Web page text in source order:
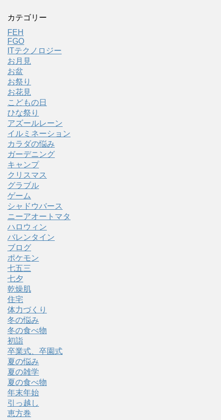
カテゴリー
FEH
FGO
ITテクノロジー
お月見
お盆
お祭り
お花見
こどもの日
ひな祭り
アズールレーン
イルミネーション
カラダの悩み
ガーデニング
キャンプ
クリスマス
グラブル
ゲーム
シャドウバース
ニーアオートマタ
ハロウィン
バレンタイン
ブログ
ポケモン
七五三
七夕
乾燥肌
住宅
体力づくり
冬の悩み
冬の食べ物
初詣
卒業式、卒園式
夏の悩み
夏の雑学
夏の食べ物
年末年始
引っ越し
恵方巻